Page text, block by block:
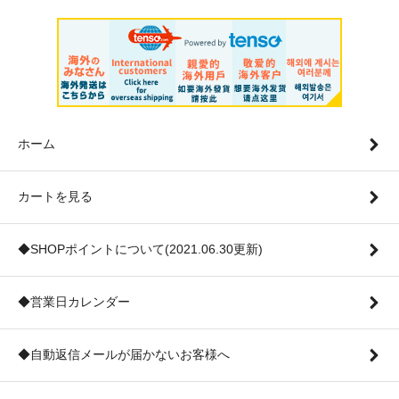
ホーム
カートを見る
◆SHOPポイントについて(2021.06.30更新)
◆営業日カレンダー
◆自動返信メールが届かないお客様へ